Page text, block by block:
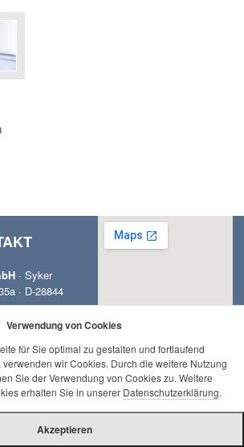
· Syker
· D-28844
(421) 877
29
Rechte vorbehalten.
Verwendung von Cookies
für Sie optimal zu gestalten und fortlaufend
wir Cookies. Durch die weitere Nutzung
Sie der Verwendung von Cookies zu. Weitere
erhalten Sie in unserer Datenschutzerklärung.
Akzeptieren